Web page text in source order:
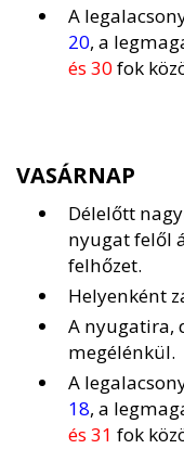
A
20, a
és 30fok
VASÁRNAP
Délelőtt
nyugat felől
felhőzet.
Helyenként
A nyugatira,
megélénkül.
A
18, a
és 31 fok